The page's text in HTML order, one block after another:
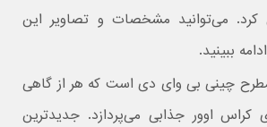
کرد. می‌توانید مشخصات و تصاویر این
ببینید.
چینی بی وای دی است که هر از گاهی
کراس اوور جذابی می‌پردازد. جدیدترین